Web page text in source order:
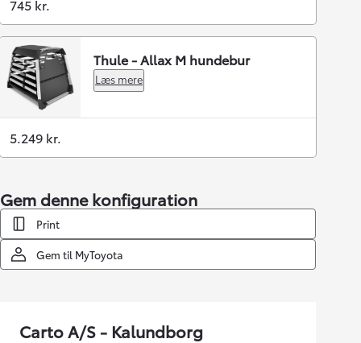
745 kr.
Thule - Allax M hundebur
Læs mere
5.249 kr.
Gem denne konfiguration
Print
Gem til MyToyota
Carto A/S - Kalundborg